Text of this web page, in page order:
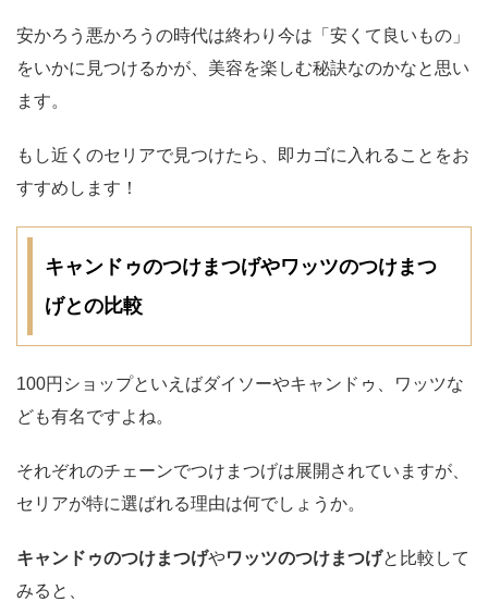
安かろう悪かろうの時代は終わり今は「安くて良いもの」
をいかに見つけるかが、美容を楽しむ秘訣なのかなと思い
ます。
もし近くのセリアで見つけたら、即カゴに入れることをお
すすめします！
キャンドゥのつけまつげやワッツのつけまつ
げとの比較
100円ショップといえばダイソーやキャンドゥ、ワッツな
ども有名ですよね。
それぞれのチェーンでつけまつげは展開されていますが、
セリアが特に選ばれる理由は何でしょうか。
キャンドゥのつけまつげやワッツのつけまつげと比較して
みると、